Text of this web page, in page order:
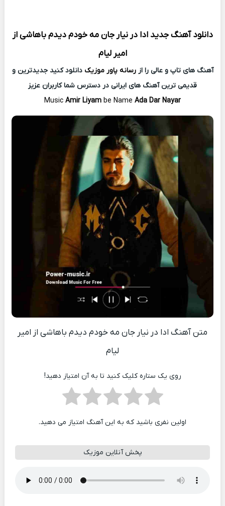
دانلود آهنگ جدید ادا در نیار جان مه خودم دیدم باهاشی از
امیر لیام
آهنگ های تاپ و عالی را ازرسانه پاور موزیک دانلود کنید جدیدترین و
قدیمی ترین آهنگ های ایرانی در دسترس شما کاربران عزیز
Music Amir Liyam be Name Ada Dar Nayar
متن آهنگ ادا در نیار جان مه خودم دیدم باهاشی از امیر
لیام
روی یک ستاره کلیک کنید تا به آن امتیاز دهید!
اولین نفری باشید که به این آهنگ امتیاز می دهید.
پخش آنلاین موزیک